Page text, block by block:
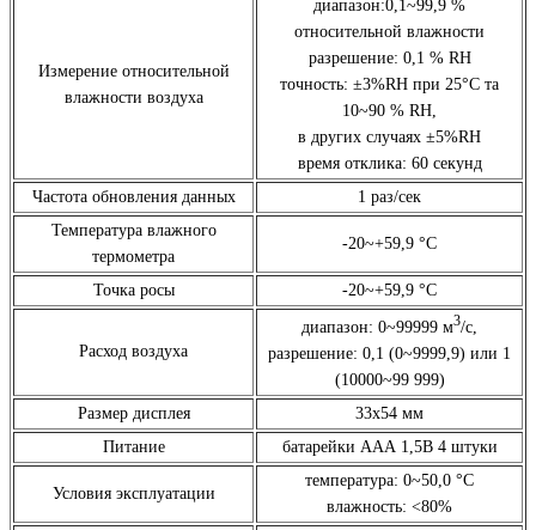
Измерение относительной
влажности воздуха
диапазон:0,1~99,9 %
относительной влажности
разрешение: 0,1 % RH
точность: ±3%RH при 25°C та
10~90 % RH,
в других случаях ±5%RH
время отклика: 60 секунд
Частота обновления данных
1 раз/сек
Температура влажного
термометра
-20~+59,9 °C
Точка росы -20~+59,9 °C
Расход воздуха
диапазон: 0~99999 м3/с,
разрешение: 0,1 (0~9999,9) или 1
(10000~99 999)
Размер дисплея
33х54 мм
Питание
батарейки ААА 1,5В 4 штуки
Условия эксплуатации
температура: 0~50,0 °C
влажность: <80%